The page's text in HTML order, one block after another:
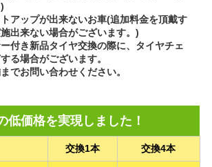
アップが出来ないお車(追加料金を頂戴す
出来ない場合がございます。)
ー付き新品タイヤ交換の際に、タイヤチェ
る場合がございます。
でお問い合わせください。
低価格を実現しました！
交換1本 交換4本